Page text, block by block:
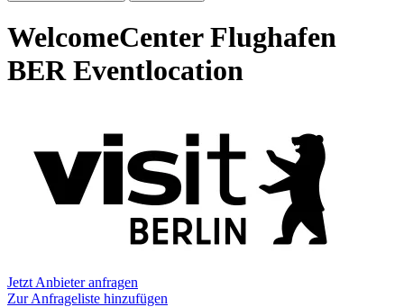
WelcomeCenter Flughafen
BEREventlocation
Jetzt Anbieter anfragen
Zur Anfrageliste hinzufügen